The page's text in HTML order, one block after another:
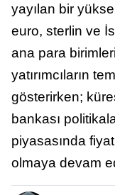
yayılan bir
euro, sterlin ve
ana para
yatırımcıların
gösterirken;
bankası
piyasasında
olmaya devam